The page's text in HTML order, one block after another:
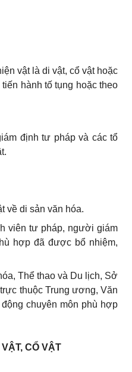
vật là di vật, cổ vật hoặc
hành tố tụng hoặc theo
định tư pháp và các tổ
về di sản văn hóa.
viên tư pháp, người giám
hợp đã được bổ nhiệm,
Thể thao và Du lịch, Sở
thuộc Trung ương, Văn
chuyên môn phù hợp
CỔ VẬT